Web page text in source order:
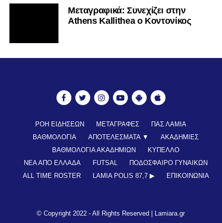
Mεταγραφικά: Συνεχίζει στην
Athens Kallithea ο Κοντονίκος
ΡΟΗ ΕΙΔΗΣΕΩΝ ΜΕΤΑΓΡΑΦΕΣ
ΠΑΣ ΛΑΜΙΑ
ΒΑΘΜΟΛΟΓΙΑ
ΑΠΟΤΕΛΕΣΜΑΤΑ ▼
ΑΚΑΔΗΜΙΕΣ
ΒΑΘΜΟΛΟΓΙΑ ΑΚΑΔΗΜΙΩΝ
ΚΥΠΕΛΛΟ
ΝΕΑ ΑΠΟ ΕΛΛΑΔΑ
FUTSAL
ΠΟΔΟΣΦΑΙΡΟ ΓΥΝΑΙΚΩΝ
ALL TIME ROSTER
LAMIA POLIS 87,7 ▶︎ ΕΠΙΚΟΙΝΩΝΊΑ
© Copyright 2022 - All Rights Reserved | Lamiara.gr